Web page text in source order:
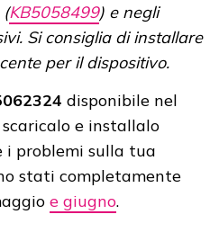
KB5058499) e negli
Si consiglia di installare
per il dispositivo.
disponibile nel
scaricalo e installalo
i problemi sulla tua
stati completamente
e giugno.